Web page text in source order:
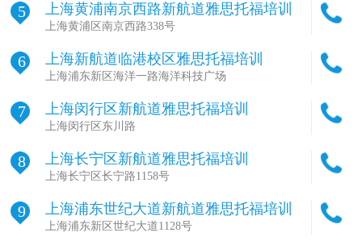
5 上海黄浦南京西路新航道雅思托福培训
上海黄浦区南京西路338号
6 上海新航道临港校区雅思托福培训
上海浦东新区海洋一路海洋科技广场
7 上海闵行区新航道雅思托福培训
上海闵行区东川路
8 上海长宁区新航道雅思托福培训
上海长宁区长宁路1158号
9 上海浦东世纪大道新航道雅思托福培训
上海浦东新区世纪大道1128号